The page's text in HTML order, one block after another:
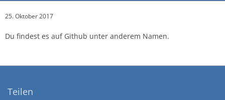
25. Oktober 2017
Du findest es auf Github unter anderem Namen.
Teilen